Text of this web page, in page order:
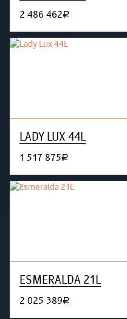
2 486 462руб.
LADY LUX 44L
1 517 875руб.
ESMERALDA 21L
2 025 389руб.